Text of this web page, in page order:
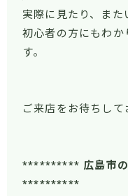
実際に見たり、また
初心者の方にもわ
す。
ご来店をお待ちして
********** 広島市の
**********